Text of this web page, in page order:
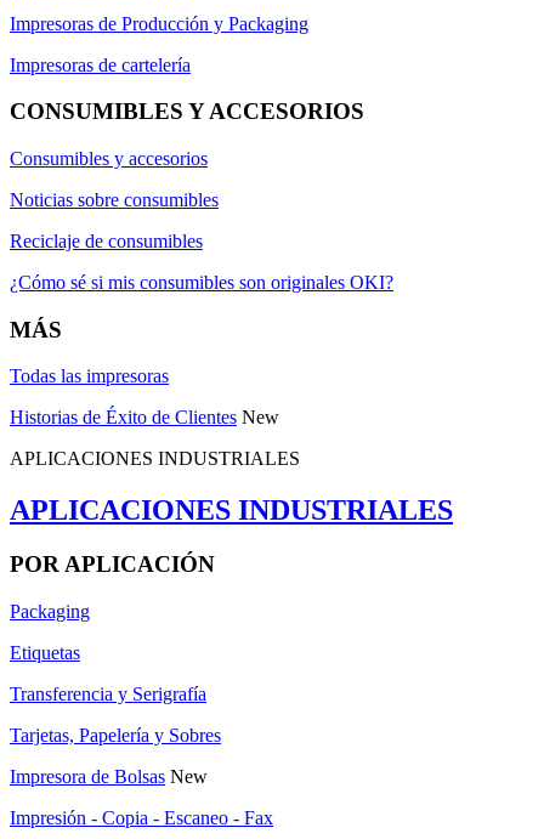
Impresoras de Producción y Packaging
Impresoras de cartelería
CONSUMIBLES Y ACCESORIOS
Consumibles y accesorios
Noticias sobre consumibles
Reciclaje de consumibles
¿Cómo sé si mis consumibles son originales OKI?
MÁS
Todas las impresoras
Historias de Éxito de Clientes New
APLICACIONES INDUSTRIALES
APLICACIONES INDUSTRIALES
POR APLICACIÓN
Packaging
Etiquetas
Transferencia y Serigrafía
Tarjetas, Papelería y Sobres
Impresora de Bolsas New
Impresión - Copia - Escaneo - Fax